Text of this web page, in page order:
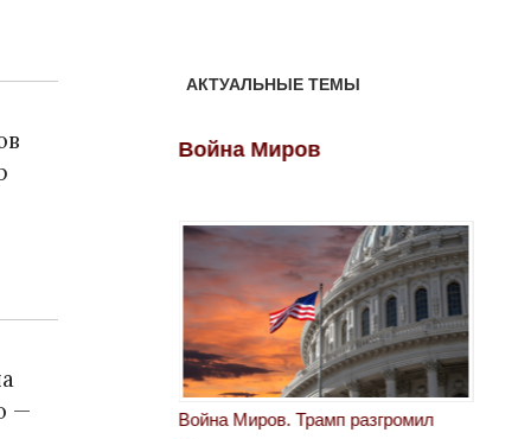
—
АКТУАЛЬНЫЕ ТЕМЫ
разгромил
Война Миров
Война Миров. Трамп разгромил